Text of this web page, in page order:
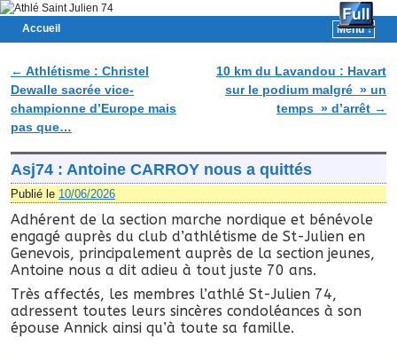
Accueil
Menu ↓
Navigation des articles
← Athlétisme : Christel
Dewalle sacrée vice-
championne d’Europe mais
pas que…
10 km du Lavandou : Havart
sur le podium malgré » un
temps » d’arrêt →
Asj74 : Antoine CARROY nous a quittés
Publié le 10/06/2026
Adhérent de la section marche nordique et bénévole
engagé auprès du club d’athlétisme de St-Julien en
Genevois, principalement auprès de la section jeunes,
Antoine nous a dit adieu à tout juste 70 ans.
Très affectés, les membres l’athlé St-Julien 74,
adressent toutes leurs sincères condoléances à son
épouse Annick ainsi qu’à toute sa famille.